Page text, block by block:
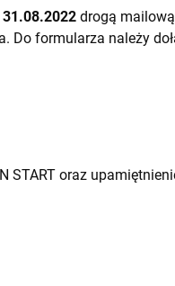
31.08.2022 drogą
Do formularza należy
START oraz